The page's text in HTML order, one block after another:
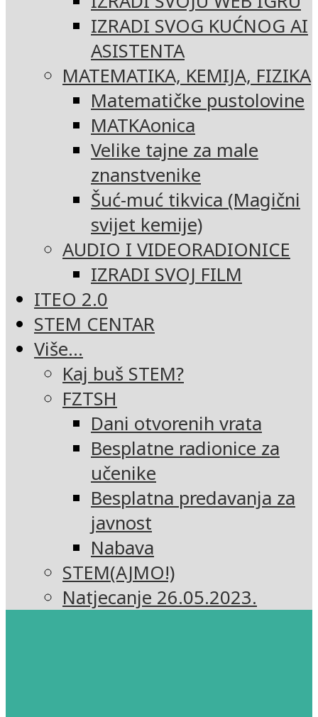
IZRADI SVOG KUĆNOG AI
ASISTENTA
MATEMATIKA, KEMIJA, FIZIKA
Matematičke pustolovine
MATKAonica
Velike tajne za male
znanstvenike
Šuć-muć tikvica (Magični
svijet kemije)
AUDIO I VIDEORADIONICE
IZRADI SVOJ FILM
ITEO 2.0
STEM CENTAR
Više…
Kaj buš STEM?
FZTSH
Dani otvorenih vrata
Besplatne radionice za
učenike
Besplatna predavanja za
javnost
Nabava
STEM(AJMO!)
Natjecanje 26.05.2023.